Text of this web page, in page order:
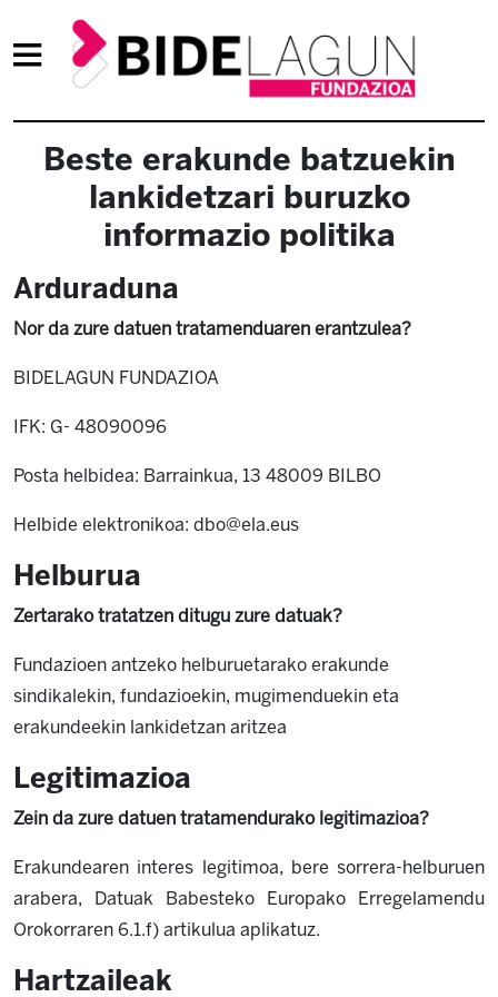
Beste erakunde batzuekin
lankidetzari buruzko
informazio politika
Arduraduna
Nor da zure datuen tratamenduaren erantzulea?
BIDELAGUN FUNDAZIOA
IFK: G- 48090096
Posta helbidea: Barrainkua, 13 48009 BILBO
Helbide elektronikoa: dbo@ela.eus
Helburua
Zertarako tratatzen ditugu zure datuak?
Fundazioen antzeko helburuetarako erakunde
sindikalekin, fundazioekin, mugimenduekin eta
erakundeekin lankidetzan aritzea
Legitimazioa
Zein da zure datuen tratamendurako legitimazioa?
Erakundearen interes legitimoa, bere sorrera-helburuen
arabera, Datuak Babesteko Europako Erregelamendu
Orokorraren 6.1.f) artikulua aplikatuz.
Hartzaileak